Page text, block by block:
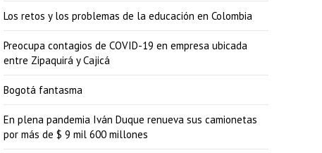
m
n
r
o
Los retos y los problemas de la educación en Colombia
Preocupa contagios de COVID-19 en empresa ubicada
entre Zipaquirá y Cajicá
Bogotá fantasma
En plena pandemia Iván Duque renueva sus camionetas
por más de $ 9 mil 600 millones